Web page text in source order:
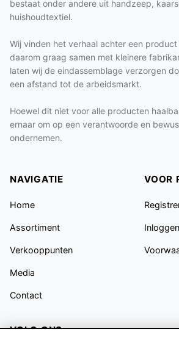
bestaat onder andere uit handzeep,
huishoudtextiel.
Wij vinden het verhaal achter een
daarom graag samen met kleinere
laten wij de eindassemblage verzorgen
een afstand tot de arbeidsmarkt.
Hoewel dit niet voor alle producten
ernaar om op een verantwoorde en
ondernemen.
NAVIGATIE
Home
Assortiment
Verkooppunten
Media
Contact
VOOR
Inloggen
VOLG ONS